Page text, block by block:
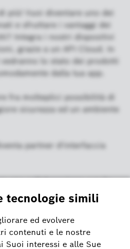
più! Vuoi diventare uno dei
e sfruttare i vantaggi dei
Integra i nostri dispositivi
grazie a un API Cloud. In
lo stato dei prodotti
dalla tua app.
fra molteplici possibilità di
sicurezza ed un ambiente
partner d'interfaccia